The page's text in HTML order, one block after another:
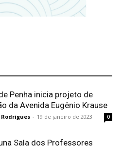
Penha inicia projeto de
da Avenida Eugênio Krause
- 19 de janeiro de 2023 0
Sala dos Professores